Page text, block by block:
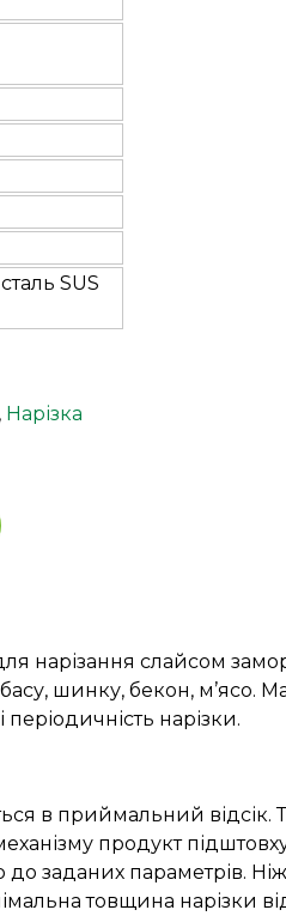
SUS
, Нарізка
нарізання слайсом
шинку, бекон, м’ясо.
нарізки.
в приймальний відсік.
продукт
до заданих параметрів.
товщина нарізки